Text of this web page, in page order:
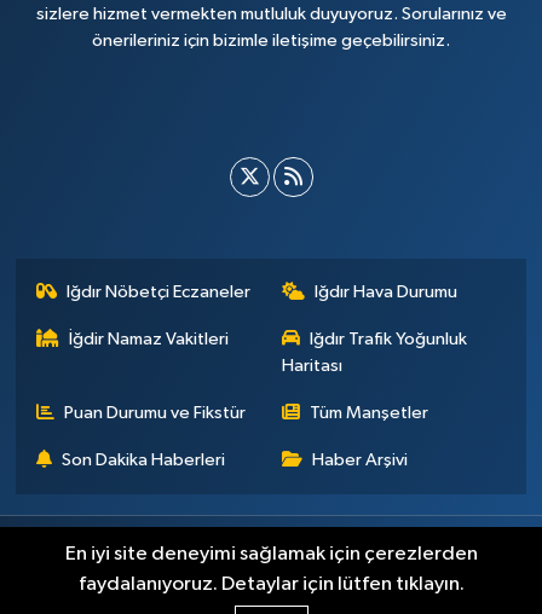
sizlere hizmet vermekten mutluluk duyuyoruz. Sorularınız ve
önerileriniz için bizimle iletişime geçebilirsiniz.
Iğdır Nöbetçi Eczaneler Iğdır Hava Durumu
İğdir Namaz Vakitleri
Iğdır Trafik Yoğunluk
Haritası
Puan Durumu ve Fikstür Tüm Manşetler
Son Dakika Haberleri Haber Arşivi
Künye İletişim Çerez Politikası Gizlilik ilkeleri
En iyi site deneyimi sağlamak için çerezlerden
faydalanıyoruz. Detaylar için lütfen tıklayın.